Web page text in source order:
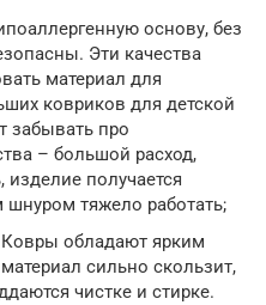
основу, без
Эти качества
материал для
ковриков для детской
забывать про
– большой расход,
изделие получается
тяжело работать;
обладают ярким
сильно скользит,
чистке и стирке.